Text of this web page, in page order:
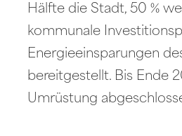
Hälfte die Stadt, 50 %
kommunale
Energieeinsparungen
bereitgestellt. Bis Ende
Umrüstung